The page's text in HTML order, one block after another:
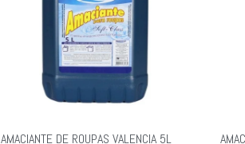
AMACIANTE DE ROUPAS VALENCIA 5L